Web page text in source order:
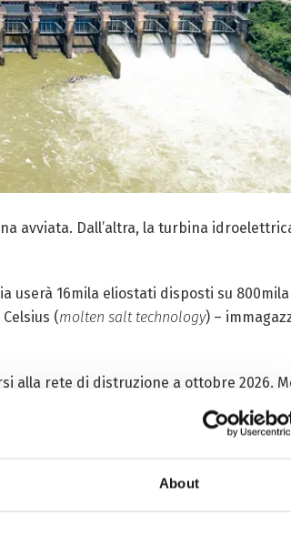
About
avviata. Dall’altra, la turbina
userà 16mila eliostati disposti su
(molten salt technology) –
alla rete di distruzione a ottobre 2026.
risparmiando 60mila tonnellate di
– il reddito della popolazione
di 411 tonnellate costruita in un
Infatti, il tubo ad anello di distribuzione